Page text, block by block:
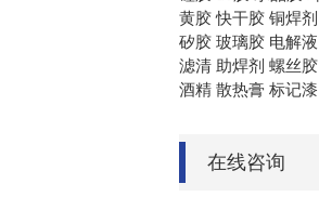
黄胶 快干胶 铜焊
矽胶 玻璃胶 电解
滤清 助焊剂 螺丝
酒精 散热膏 标记
在线咨询